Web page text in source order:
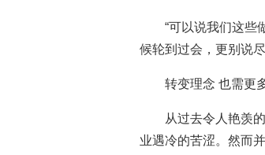
“可以说我们这些
候轮到过会，更别说
转变理念 也需更
从过去令人艳羡
业遇冷的苦涩。然而